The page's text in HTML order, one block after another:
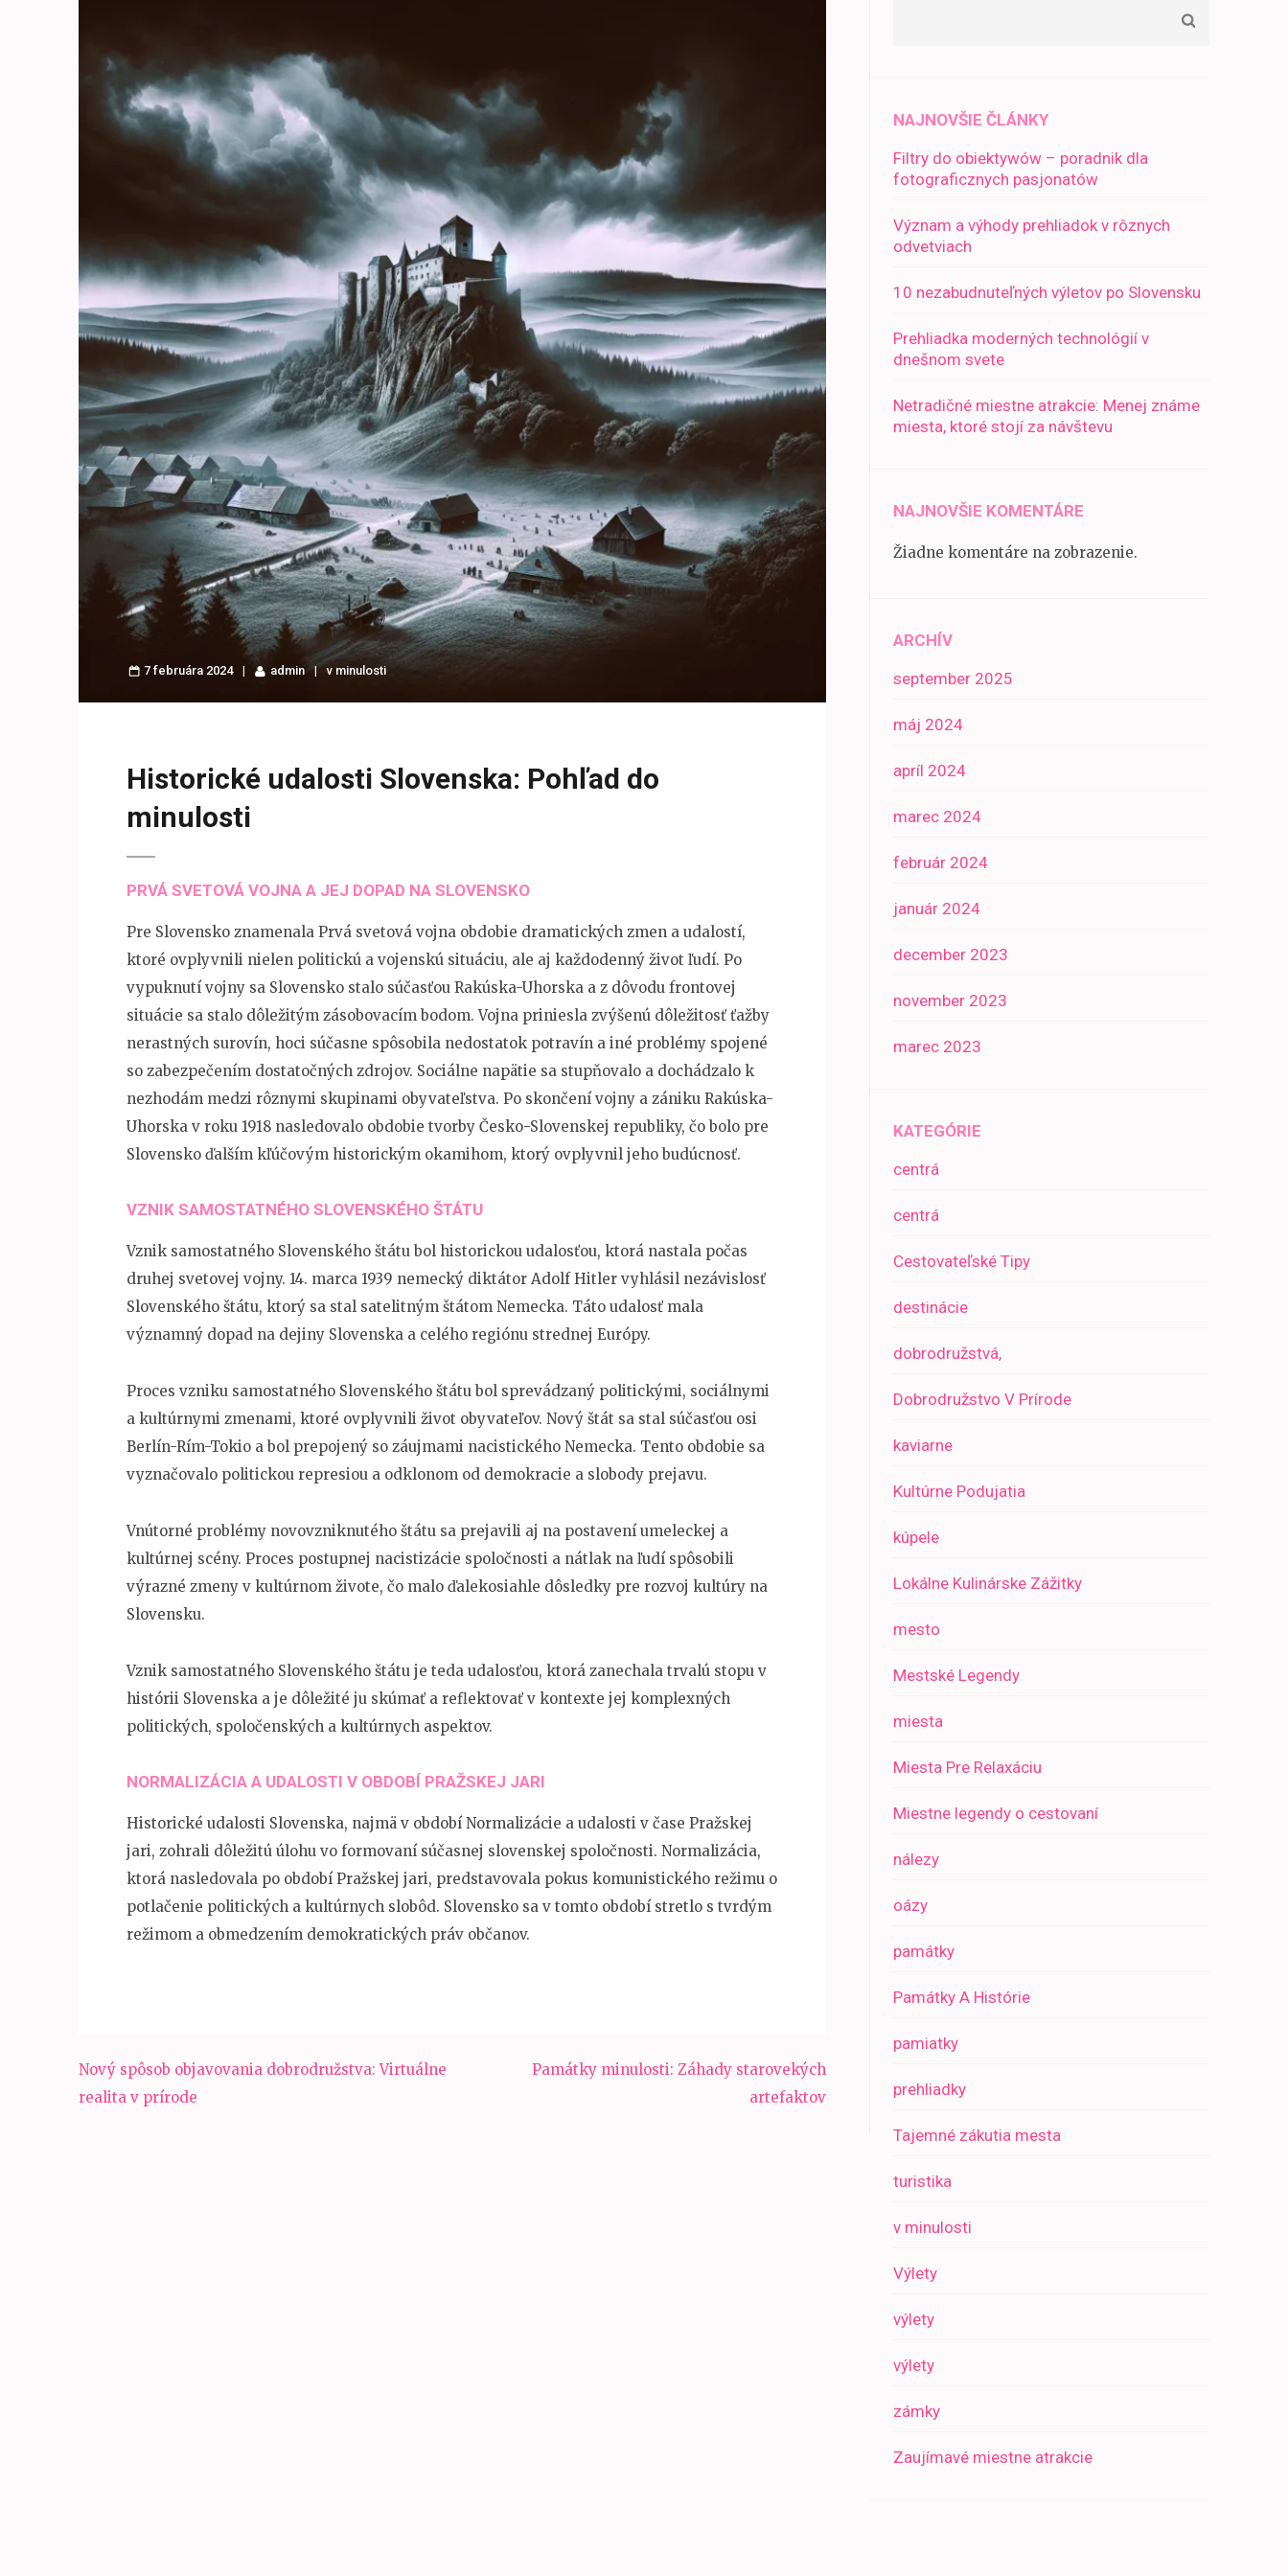
7 februára 2024 admin v minulosti
Historické udalosti Slovenska: Pohľad do
minulosti
PRVÁ SVETOVÁ VOJNA A JEJ DOPAD NA SLOVENSKO
Pre Slovensko znamenala Prvá svetová vojna obdobie dramatických zmen a udalostí,
ktoré ovplyvnili nielen politickú a vojenskú situáciu, ale aj každodenný život ľudí. Po
vypuknutí vojny sa Slovensko stalo súčasťou Rakúska-Uhorska a z dôvodu frontovej
situácie sa stalo dôležitým zásobovacím bodom. Vojna priniesla zvýšenú dôležitosť ťažby
nerastných surovín, hoci súčasne spôsobila nedostatok potravín a iné problémy spojené
so zabezpečením dostatočných zdrojov. Sociálne napätie sa stupňovalo a dochádzalo k
nezhodám medzi rôznymi skupinami obyvateľstva. Po skončení vojny a zániku Rakúska-
Uhorska v roku 1918 nasledovalo obdobie tvorby Česko-Slovenskej republiky, čo bolo pre
Slovensko ďalším kľúčovým historickým okamihom, ktorý ovplyvnil jeho budúcnosť.
VZNIK SAMOSTATNÉHO SLOVENSKÉHO ŠTÁTU
Vznik samostatného Slovenského štátu bol historickou udalosťou, ktorá nastala počas
druhej svetovej vojny. 14. marca 1939 nemecký diktátor Adolf Hitler vyhlásil nezávislosť
Slovenského štátu, ktorý sa stal satelitným štátom Nemecka. Táto udalosť mala
významný dopad na dejiny Slovenska a celého regiónu strednej Európy.
Proces vzniku samostatného Slovenského štátu bol sprevádzaný politickými, sociálnymi
a kultúrnymi zmenami, ktoré ovplyvnili život obyvateľov. Nový štát sa stal súčasťou osi
Berlín-Rím-Tokio a bol prepojený so záujmami nacistického Nemecka. Tento obdobie sa
vyznačovalo politickou represiou a odklonom od demokracie a slobody prejavu.
Vnútorné problémy novovzniknutého štátu sa prejavili aj na postavení umeleckej a
kultúrnej scény. Proces postupnej nacistizácie spoločnosti a nátlak na ľudí spôsobili
výrazné zmeny v kultúrnom živote, čo malo ďalekosiahle dôsledky pre rozvoj kultúry na
Slovensku.
Vznik samostatného Slovenského štátu je teda udalosťou, ktorá zanechala trvalú stopu v
histórii Slovenska a je dôležité ju skúmať a reflektovať v kontexte jej komplexných
politických, spoločenských a kultúrnych aspektov.
NORMALIZÁCIA A UDALOSTI V OBDOBÍ PRAŽSKEJ JARI
Historické udalosti Slovenska, najmä v období Normalizácie a udalosti v čase Pražskej
jari, zohrali dôležitú úlohu vo formovaní súčasnej slovenskej spoločnosti. Normalizácia,
ktorá nasledovala po období Pražskej jari, predstavovala pokus komunistického režimu o
potlačenie politických a kultúrnych slobôd. Slovensko sa v tomto období stretlo s tvrdým
režimom a obmedzením demokratických práv občanov.
Navigácia
v
Nový spôsob objavovania dobrodružstva: Virtuálne
realita v prírode
Památky minulosti: Záhady starovekých
artefaktov
NAJNOVŠIE ČLÁNKY
Filtry do obiektywów – poradnik dla
fotograficznych pasjonatów
Význam a výhody prehliadok v rôznych
odvetviach
10 nezabudnuteľných výletov po Slovensku
Prehliadka moderných technológií v
dnešnom svete
Netradičné miestne atrakcie: Menej známe
miesta, ktoré stojí za návštevu
NAJNOVŠIE KOMENTÁRE
Žiadne komentáre na zobrazenie.
ARCHÍV
september 2025
máj 2024
apríl 2024
marec 2024
február 2024
január 2024
december 2023
november 2023
marec 2023
KATEGÓRIE
centrá
centrá
Cestovateľské Tipy
destinácie
dobrodružstvá,
Dobrodružstvo V Prírode
kaviarne
Kultúrne Podujatia
kúpele
Lokálne Kulinárske Zážitky
mesto
Mestské Legendy
miesta
Miesta Pre Relaxáciu
Miestne legendy o cestovaní
nálezy
oázy
památky
Památky A Histórie
pamiatky
prehliadky
Tajemné zákutia mesta
turistika
v minulosti
Výlety
výlety
výlety
zámky
Zaujímavé miestne atrakcie